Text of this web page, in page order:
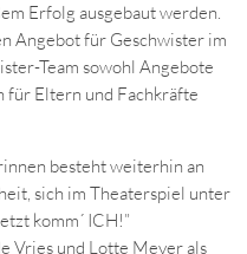
Erfolg ausgebaut werden.
Angebot für Geschwister im
Team sowohl Angebote
für Eltern und Fachkräfte
besteht weiterhin an
sich im Theaterspiel unter
komm´ ICH!”
Vries und Lotte Meyer als